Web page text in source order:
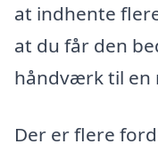
at indhente
at du får den
håndværk til en
Der er flere